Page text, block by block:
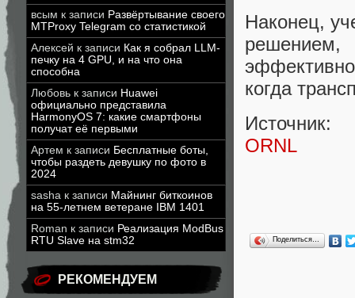
всым к записи Развёртывание своего
MTProxy Telegram со статистикой
Алексей к записи Как я собрал LLM-
печку на 4 GPU, и на что она
способна
Любовь к записи Huawei
официально представила
HarmonyOS 7: какие смартфоны
получат её первыми
Артем к записи Бесплатные боты,
чтобы раздеть девушку по фото в
2024
sasha к записи Майнинг биткоинов
на 55-летнем ветеране IBM 1401
Roman к записи Реализация ModBus
RTU Slave на stm32
РЕКОМЕНДУЕМ
Наконец,
когда
Источник:
ORNL
Поделиться…